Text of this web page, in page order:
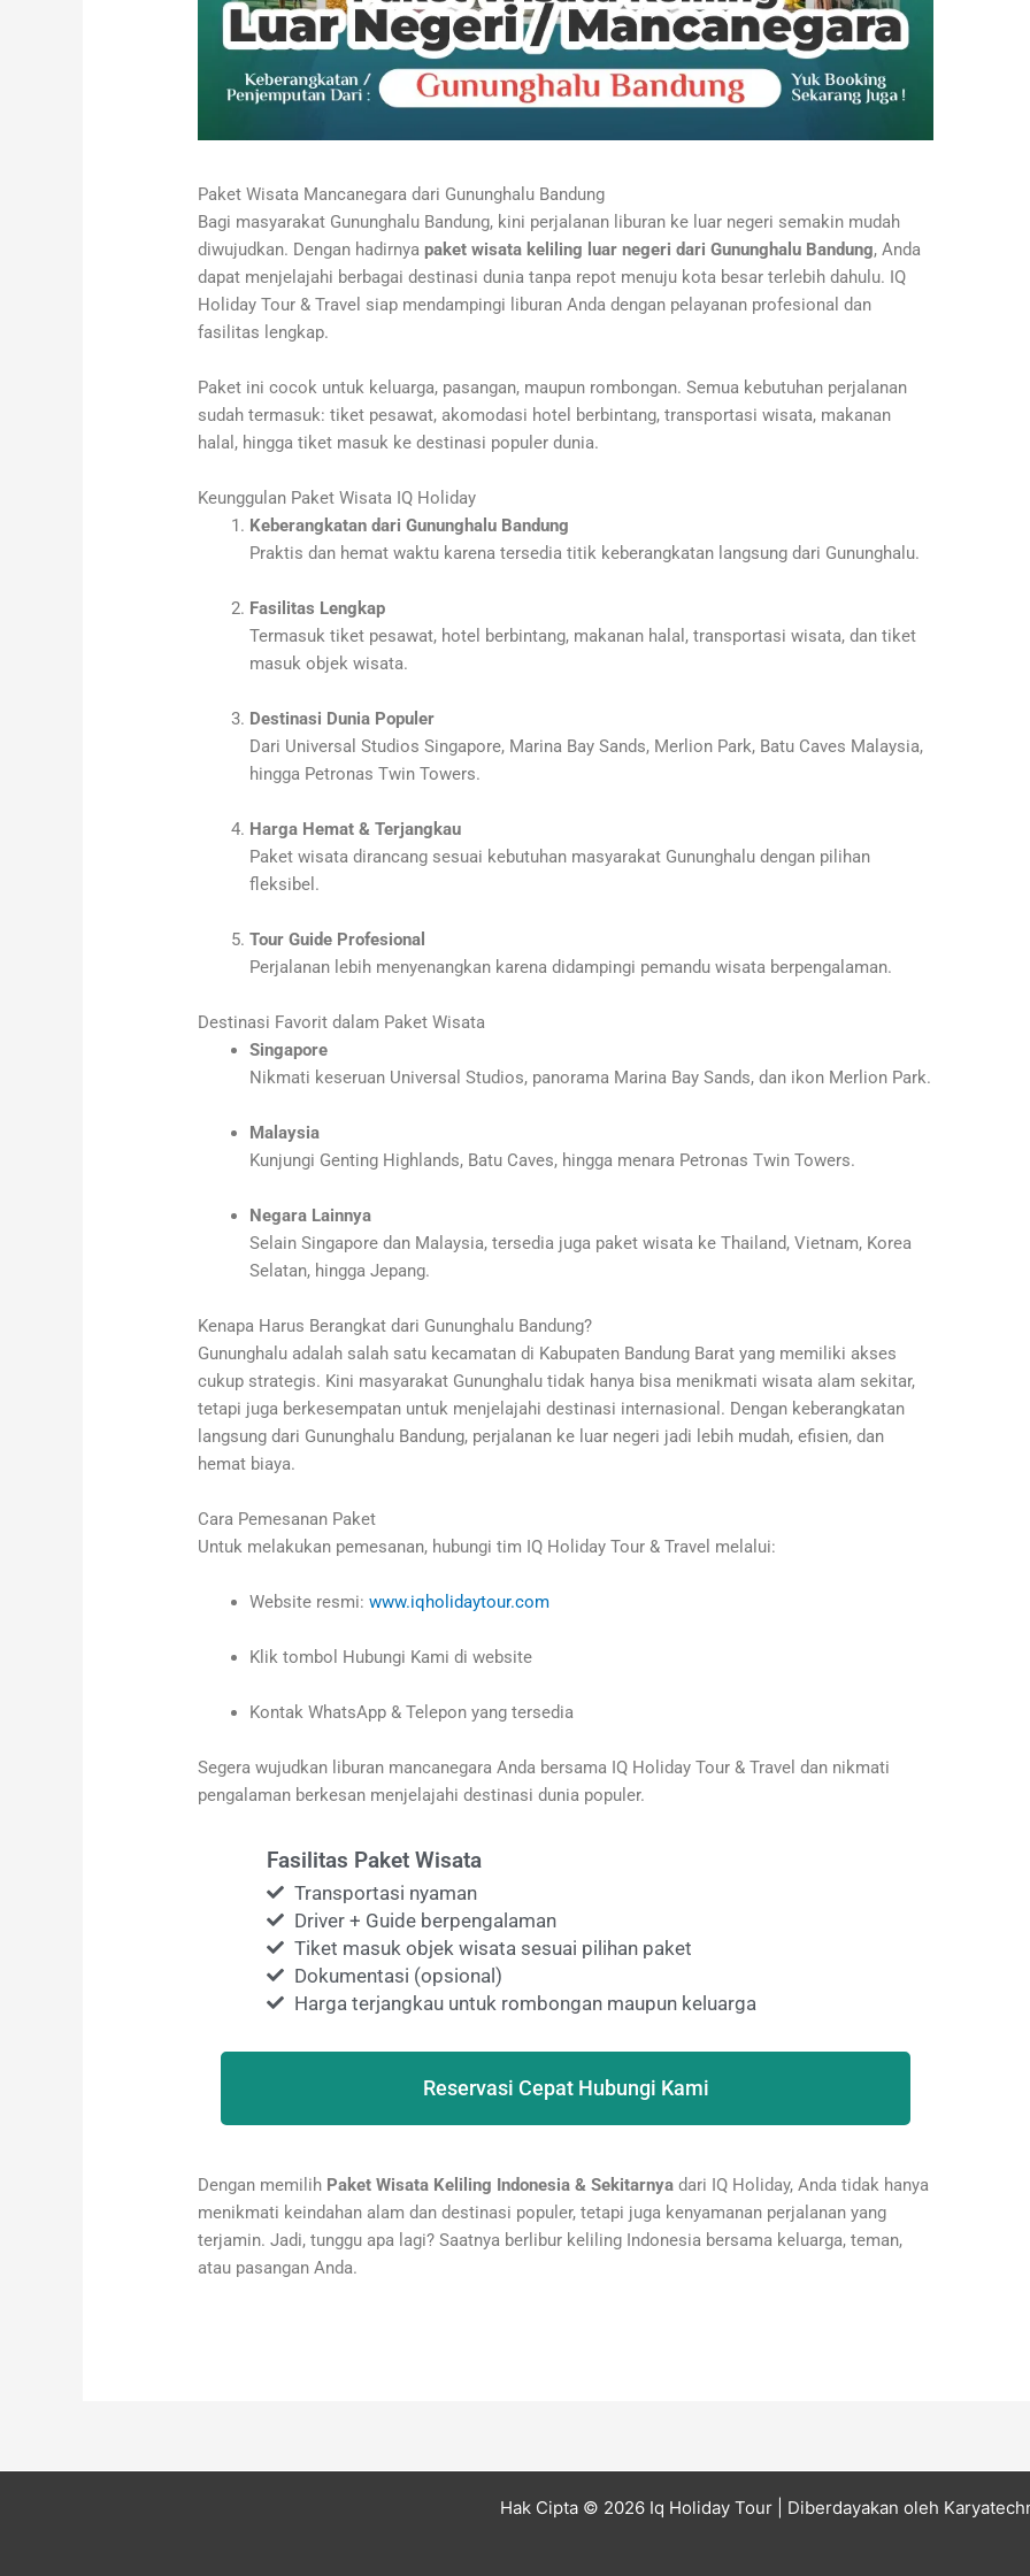
Paket Wisata Mancanegara dari Gununghalu Bandung
Bagi masyarakat Gununghalu Bandung, kini perjalanan liburan ke luar negeri semakin mudah
diwujudkan. Dengan hadirnyapaket wisata keliling luar negeri dari Gununghalu Bandung, Anda
dapat menjelajahi berbagai destinasi dunia tanpa repot menuju kota besar terlebih dahulu. IQ
Holiday Tour & Travel siap mendampingi liburan Anda dengan pelayanan profesional dan
fasilitas lengkap.
Paket ini cocok untuk keluarga, pasangan, maupun rombongan. Semua kebutuhan perjalanan
sudah termasuk: tiket pesawat, akomodasi hotel berbintang, transportasi wisata, makanan
halal, hingga tiket masuk ke destinasi populer dunia.
Keunggulan Paket Wisata IQ Holiday
Keberangkatan dari Gununghalu Bandung
Praktis dan hemat waktu karena tersedia titik keberangkatan langsung dari Gununghalu.
Fasilitas Lengkap
Termasuk tiket pesawat, hotel berbintang, makanan halal, transportasi wisata, dan tiket
masuk objek wisata.
Destinasi Dunia Populer
Dari Universal Studios Singapore, Marina Bay Sands, Merlion Park, Batu Caves Malaysia,
hingga Petronas Twin Towers.
Harga Hemat & Terjangkau
Paket wisata dirancang sesuai kebutuhan masyarakat Gununghalu dengan pilihan
fleksibel.
Tour Guide Profesional
Perjalanan lebih menyenangkan karena didampingi pemandu wisata berpengalaman.
Destinasi Favorit dalam Paket Wisata
Singapore
Nikmati keseruan Universal Studios, panorama Marina Bay Sands, dan ikon Merlion Park.
Malaysia
Kunjungi Genting Highlands, Batu Caves, hingga menara Petronas Twin Towers.
Negara Lainnya
Selain Singapore dan Malaysia, tersedia juga paket wisata ke Thailand, Vietnam, Korea
Selatan, hingga Jepang.
Kenapa Harus Berangkat dari Gununghalu Bandung?
Gununghalu adalah salah satu kecamatan di Kabupaten Bandung Barat yang memiliki akses
cukup strategis. Kini masyarakat Gununghalu tidak hanya bisa menikmati wisata alam sekitar,
tetapi juga berkesempatan untuk menjelajahi destinasi internasional. Dengan keberangkatan
langsung dari Gununghalu Bandung, perjalanan ke luar negeri jadi lebih mudah, efisien, dan
hemat biaya.
Cara Pemesanan Paket
Untuk melakukan pemesanan, hubungi tim IQ Holiday Tour & Travel melalui:
Website resmi:www.iqholidaytour.com
Klik tombol Hubungi Kami di website
Kontak WhatsApp & Telepon yang tersedia
Segera wujudkan liburan mancanegara Anda bersama IQ Holiday Tour & Travel dan nikmati
pengalaman berkesan menjelajahi destinasi dunia populer.
Fasilitas Paket Wisata
Transportasi nyaman
Driver + Guide berpengalaman
Tiket masuk objek wisata sesuai pilihan paket
Dokumentasi (opsional)
Harga terjangkau untuk rombongan maupun keluarga
Reservasi Cepat Hubungi Kami
Dengan memilih Paket Wisata Keliling Indonesia & Sekitarnya dari IQ Holiday, Anda tidak hanya
menikmati keindahan alam dan destinasi populer, tetapi juga kenyamanan perjalanan yang
terjamin. Jadi, tunggu apa lagi? Saatnya berlibur keliling Indonesia bersama keluarga, teman,
atau pasangan Anda.
Hak Cipta © 2026 Iq Holiday Tour | Diberdayakan oleh